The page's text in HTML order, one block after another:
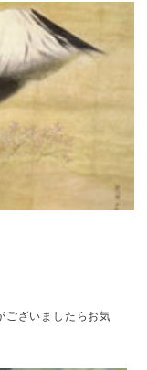
ございましたらお気